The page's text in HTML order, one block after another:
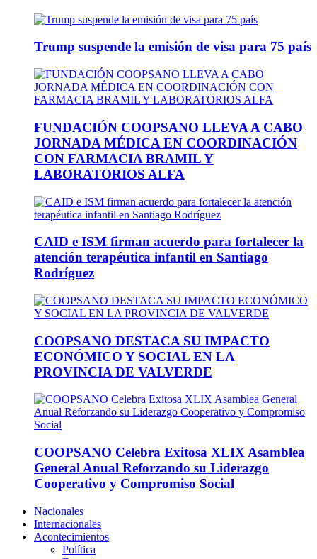
Trump suspende la emisión de visa para 75 país
FUNDACIÓN COOPSANO LLEVA A CABO
JORNADA MÉDICA EN COORDINACIÓN
CON FARMACIA BRAMIL Y
LABORATORIOS ALFA
CAID e ISM firman acuerdo para fortalecer la
atención terapéutica infantil en Santiago
Rodríguez
COOPSANO DESTACA SU IMPACTO
ECONÓMICO Y SOCIAL EN LA
PROVINCIA DE VALVERDE
COOPSANO Celebra Exitosa XLIX Asamblea
General Anual Reforzando su Liderazgo
Cooperativo y Compromiso Social
Nacionales
Internacionales
Acontecimientos
Política